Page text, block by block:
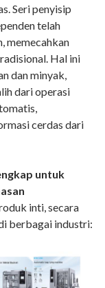
Seri penyisip
telah
memecahkan
Hal ini
dan minyak,
dari operasi
cerdas dari
untuk
inti, secara
berbagai industri: